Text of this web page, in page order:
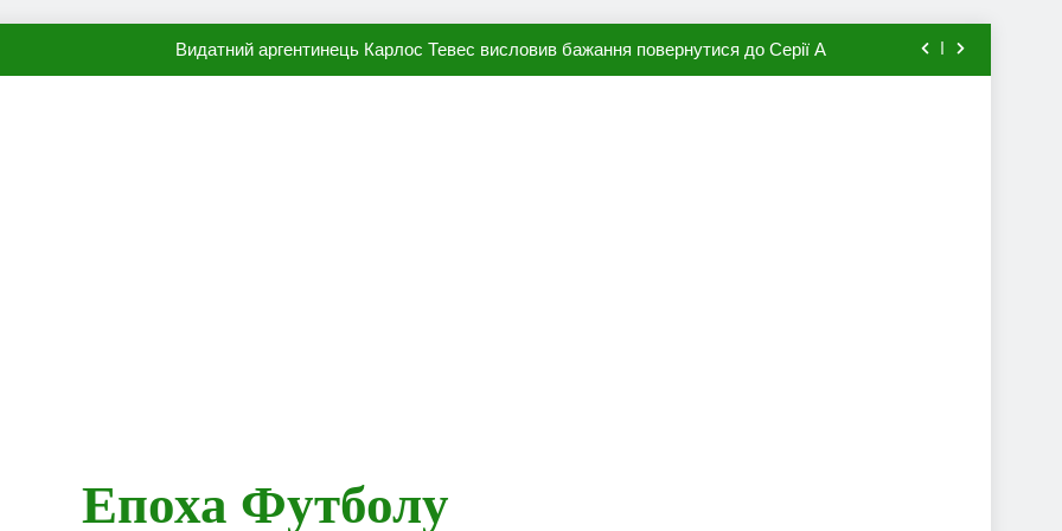
Видатний аргентинець Карлос Тевес висловив бажання повернутися до Серії А
Епоха Футболу